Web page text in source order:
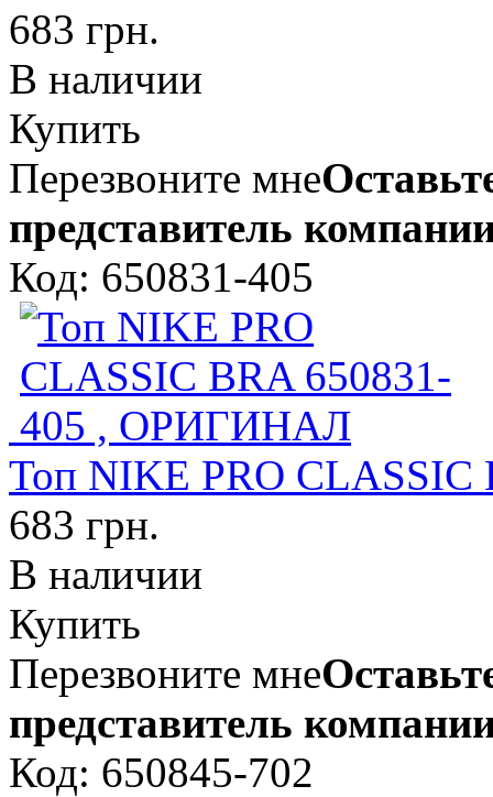
683 грн.
В наличии
Купить
Перезвоните мне
представитель
Код: 650831-405
Топ NIKE PRO
683 грн.
В наличии
Купить
Перезвоните мне
представитель
Код: 650845-702